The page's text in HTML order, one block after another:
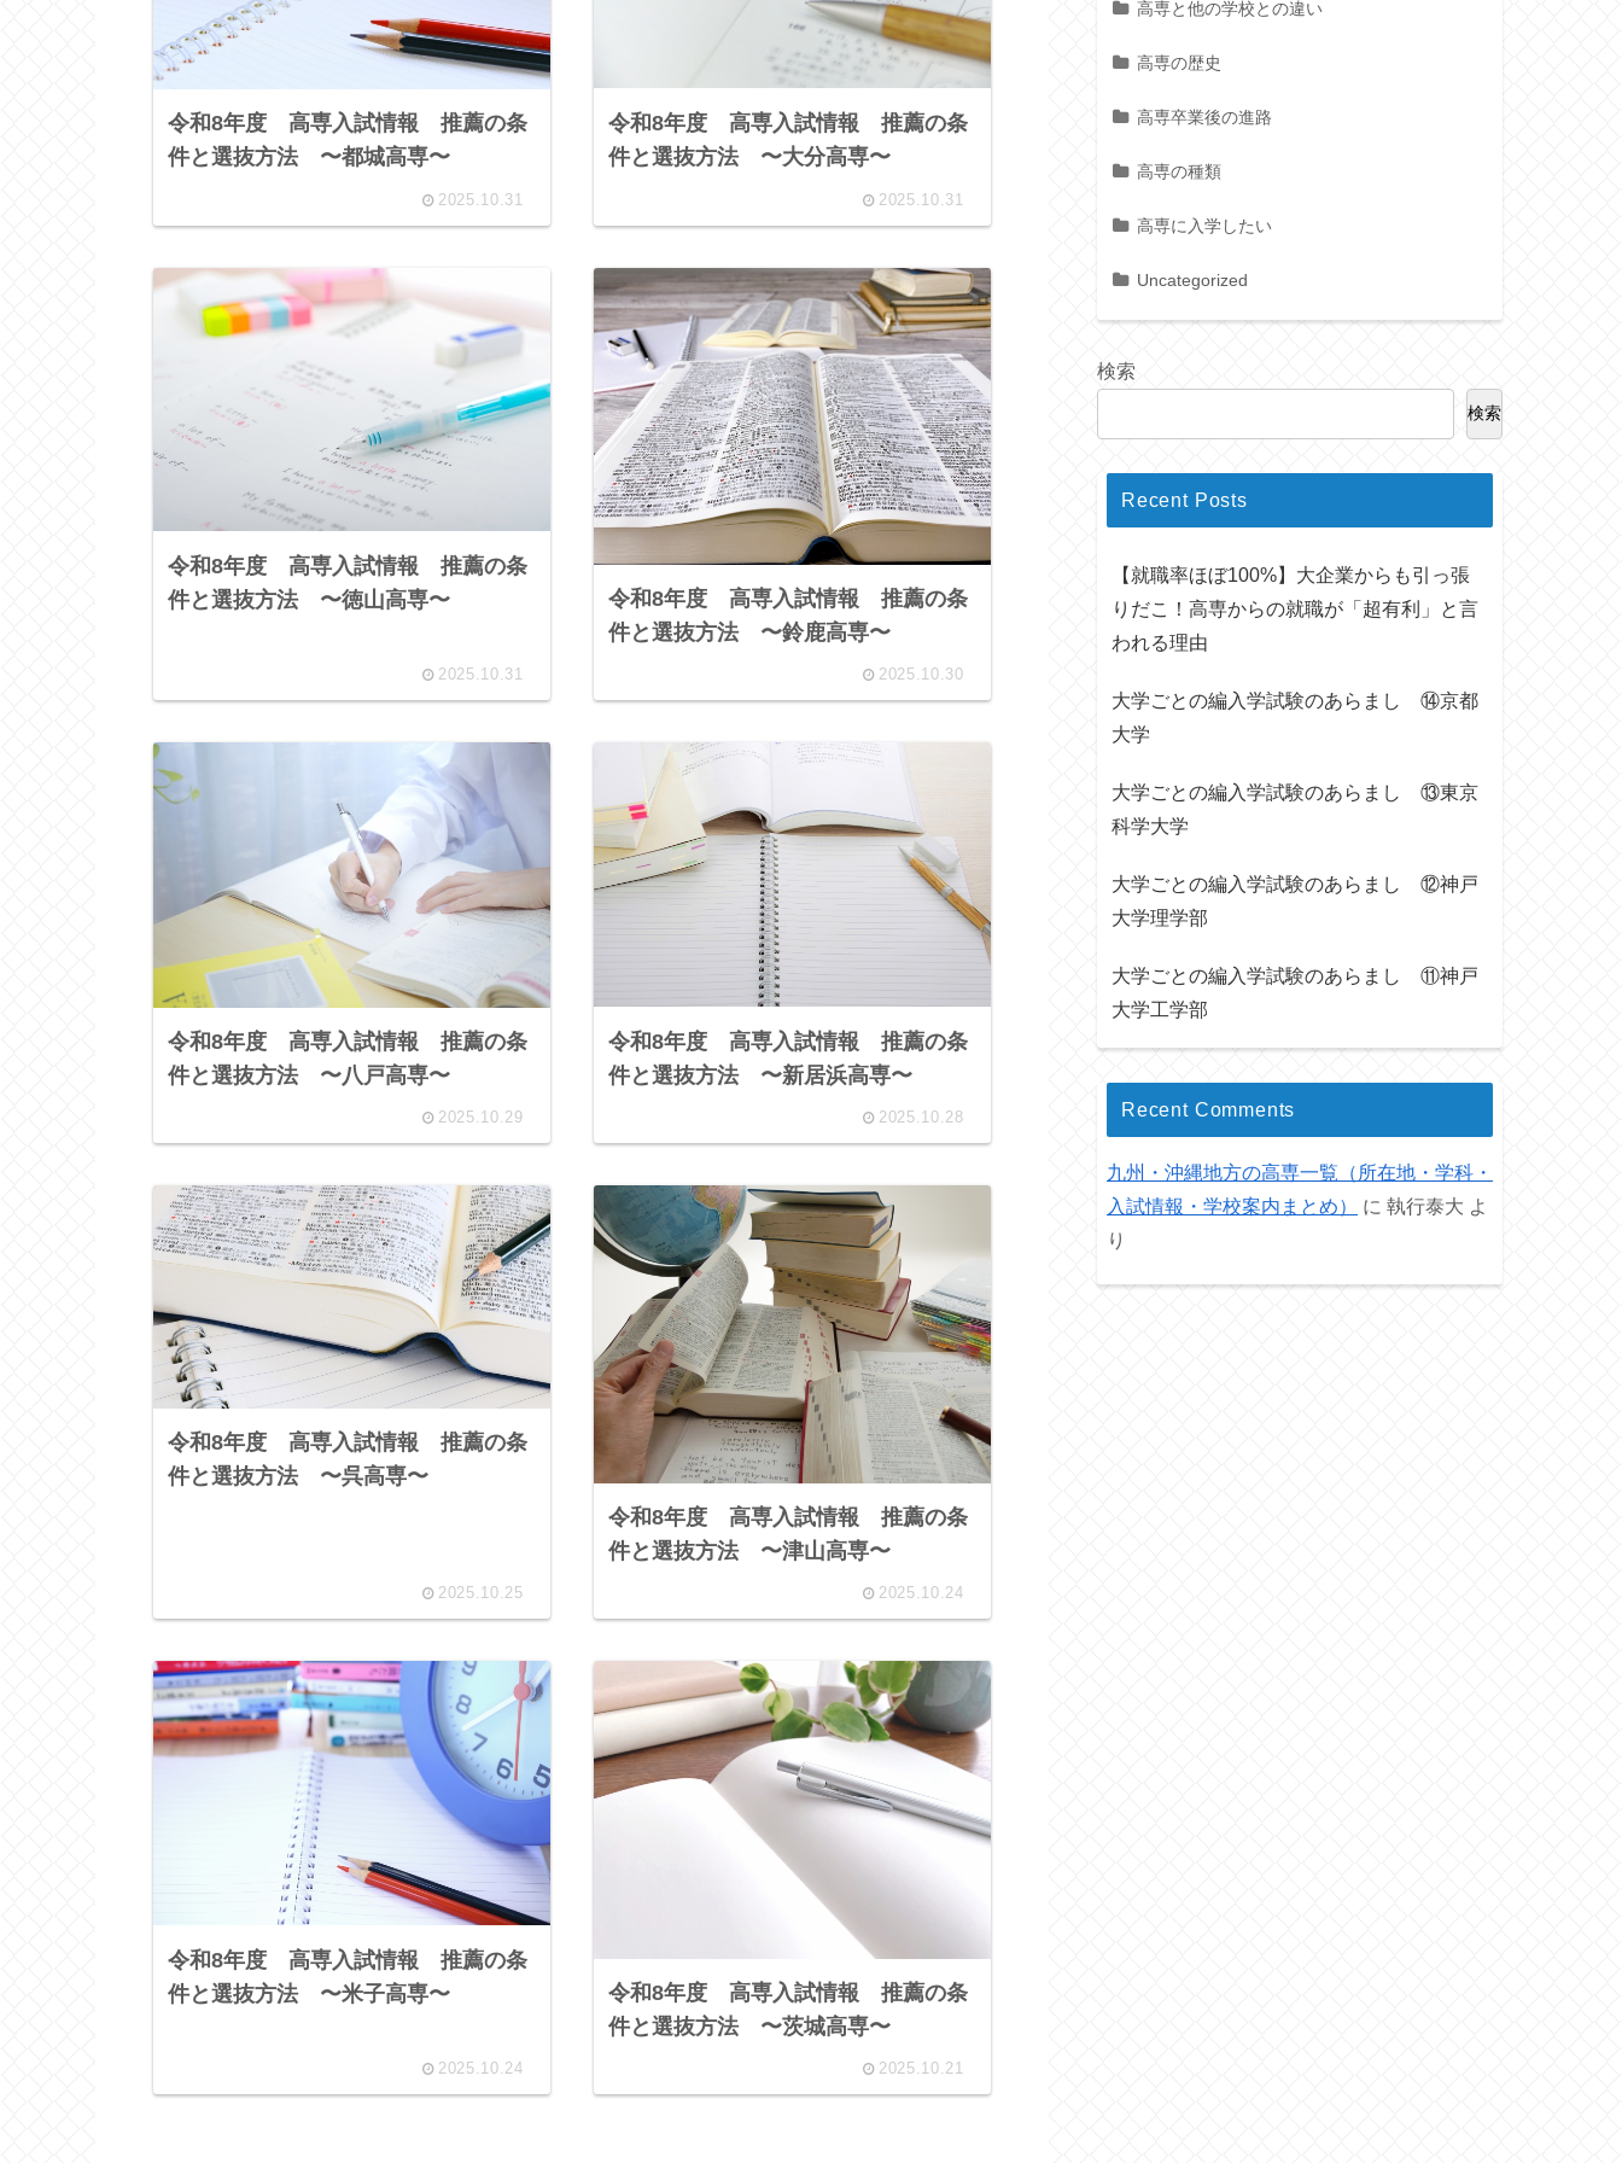
令和8年度 高専入試情報 推薦の条
件と選抜方法 〜都城高専〜
2025.10.31
令和8年度 高専入試情報 推薦の条
件と選抜方法 〜大分高専〜
2025.10.31
令和8年度 高専入試情報 推薦の条
件と選抜方法 〜徳山高専〜
2025.10.31
令和8年度 高専入試情報 推薦の条
件と選抜方法 〜鈴鹿高専〜
2025.10.30
令和8年度 高専入試情報 推薦の条
件と選抜方法 〜八戸高専〜
2025.10.29
令和8年度 高専入試情報 推薦の条
件と選抜方法 〜新居浜高専〜
2025.10.28
令和8年度 高専入試情報 推薦の条
件と選抜方法 〜呉高専〜
2025.10.25
令和8年度 高専入試情報 推薦の条
件と選抜方法 〜津山高専〜
2025.10.24
令和8年度 高専入試情報 推薦の条
件と選抜方法 〜米子高専〜
2025.10.24
令和8年度 高専入試情報 推薦の条
件と選抜方法 〜茨城高専〜
2025.10.21
高専と他の学校との違い
高専の歴史
高専卒業後の進路
高専の種類
高専に入学したい
Uncategorized
検索
検索
Recent Posts
【就職率ほぼ100%】大企業からも引っ張
りだこ！高専からの就職が「超有利」と言
われる理由
大学ごとの編入学試験のあらまし ⑭京都
大学
大学ごとの編入学試験のあらまし ⑬東京
科学大学
大学ごとの編入学試験のあらまし ⑫神戸
大学理学部
大学ごとの編入学試験のあらまし ⑪神戸
大学工学部
Recent Comments
九州・沖縄地方の高専一覧（所在地・学科・
入試情報・学校案内まとめ）
に 執行泰大 よ
り